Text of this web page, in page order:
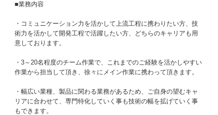
■業務内容
・コミュニケーション力を活かして上流工程に携わりたい方、技
術力を活かして開発工程で活躍したい方、どちらのキャリアも用
意しております。
・3～20名程度のチーム作業で、これまでのご経験を活かしやすい
作業から担当して頂き、徐々にメイン作業に携わって頂きます。
・幅広い業種、製品に関わる業務があるため、ご自身の望むキャ
リアに合わせて、専門特化していく事も技術の幅を拡げていく事
もできます。